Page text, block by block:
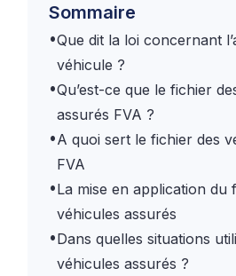
Sommaire
•Que dit la loi concernant
véhicule ?
•Qu’est-ce que le fichier
assurés FVA ?
•A quoi sert le fichier des
FVA
•La mise en application du
véhicules assurés
•Dans quelles situations
véhicules assurés ?